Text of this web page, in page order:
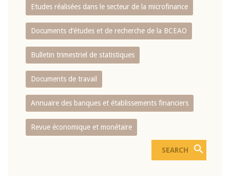
Etudes réalisées dans le secteur de la microfinance
Documents d’études et de recherche de la BCEAO
Bulletin trimestriel de statistiques
Documents de travail
Annuaire des banques et établissements financiers
Revue économique et monétaire